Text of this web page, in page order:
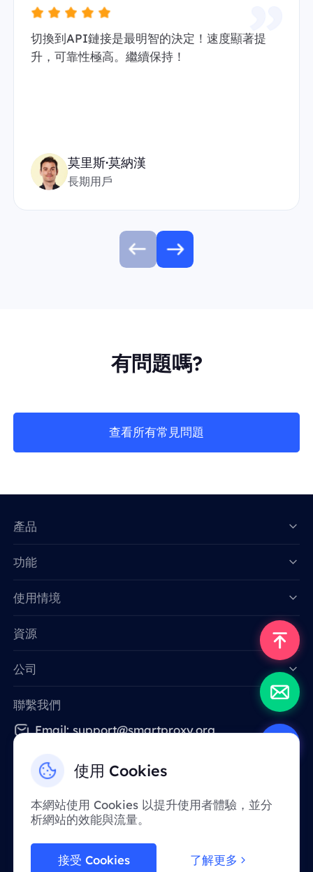
切換到API鏈接是最明智的決定！速度顯著提
升，可靠性極高。繼續保持！
莫里斯·莫納漢
長期用戶
有問題嗎?
查看所有常見問題
使用 Cookies
本網站使用 Cookies 以提升使用者體驗，並分
析網站的效能與流量。
接受 Cookies 了解更多
產品
功能
使用情境
資源
公司
聯繫我們
Email: support@smartproxy.org
供。 感謝您的體諒！